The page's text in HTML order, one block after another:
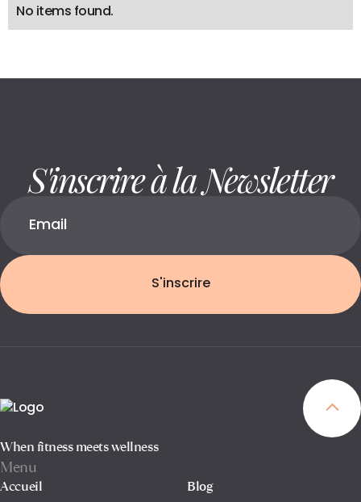
No items found.
S'inscrire à la Newsletter
S'inscrire
When fitness meets wellness
Menu
Accueil Blog